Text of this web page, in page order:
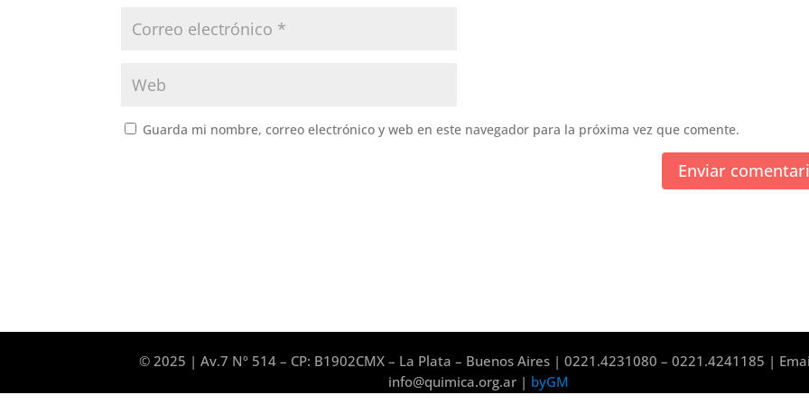
Guarda mi nombre, correo electrónico y web en este navegador para la próxima vez que comente.
© 2025 | Av.7 Nº 514 – CP: B1902CMX – La Plata – Buenos Aires | 0221.4231080 – 0221.4241185 |
info@quimica.org.ar | byGM